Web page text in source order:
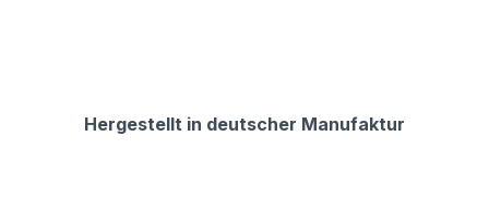
Hergestellt in deutscher Manufaktur